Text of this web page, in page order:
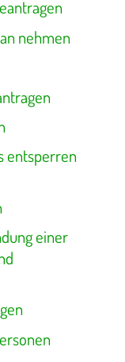
nehmen
entsperren
einer